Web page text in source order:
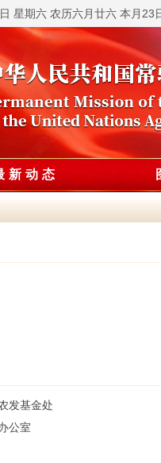
星期六 农历六月廿六 本月23
新动态
发基金处
公室